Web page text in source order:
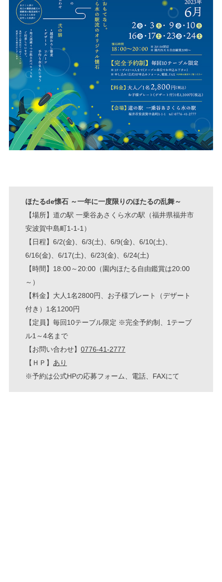
ほたるde懐石 ～一年に一度限りのほたるの乱舞～
【場所】道の駅 一乗谷あさくら水の駅（福井県福井市
安波賀中島町1-1-1）
【日程】6/2(金)、6/3(土)、6/9(金)、6/10(土)、
6/16(金)、6/17(土)、6/23(金)、6/24(土)
【時間】18:00～20:00（園内ほたる自由鑑賞は20:00
～）
【料金】大人1名2800円、お子様プレート（デザート
付き）1名1200円
【定員】毎回10テーブル限定 ※完全予約制、1テーブ
ル1～4名まで
【お問い合わせ】0776-41-2777
【ＨＰ】 あり
※予約は公式HPの応募フォーム、電話、FAXにて